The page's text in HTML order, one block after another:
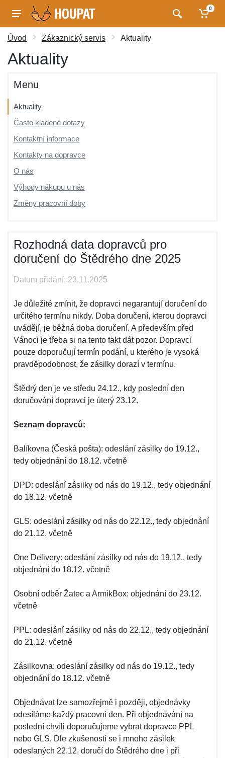
0
Úvod Zákaznický servis Aktuality
Aktuality
Menu
Aktuality
Často kladené dotazy
Kontaktní informace
Kontakty na dopravce
O nás
Výhody nákupu u nás
Změny pracovní doby
Rozhodná data dopravců pro
doručení do Štědrého dne 2025
Datum přidání: 23.11.2025
Je důležité zmínit, že dopravci negarantují doručení do
určitého termínu nikdy. Doba doručení, kterou dopravci
uvádějí, je běžná doba doručení. A především před
Vánoci je třeba si na tento fakt dát pozor. Dopravci
pouze doporučují termín podání, u kterého je vysoká
pravděpodobnost, že zásilky dorazí v termínu.
Štědrý den je ve středu 24.12., kdy poslední den
doručování dopravci je úterý 23.12.
Seznam dopravců:
Balíkovna (Česká pošta): odeslání zásilky do 19.12.,
tedy objednání do 18.12. včetně
DPD: odeslání zásilky od nás do 19.12., tedy objednání
do 18.12. včetně
GLS: odeslání zásilky od nás do 22.12., tedy objednání
do 21.12. včetně
One Delivery: odeslání zásilky od nás do 19.12., tedy
objednání do 18.12. včetně
Osobní odběr Žatec a ArmikBox: objednání do 23.12.
včetně
PPL: odeslání zásilky od nás do 22.12., tedy objednání
do 21.12. včetně
Zásilkovna: odeslání zásilky od nás do 19.12., tedy
objednání do 18.12. včetně
Objednávat lze samozřejmě i později, objednávky
odesíláme každý pracovní den. Při objednávání na
poslední chvíli doporučujeme vybrat dopravce PPL
nebo GLS. Dle zkušeností se i mnoho zásilek
odeslaných 22.12. doručí do Štědrého dne i při